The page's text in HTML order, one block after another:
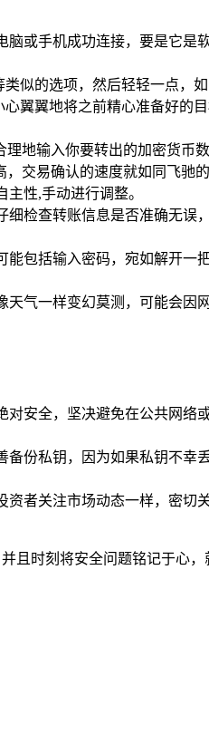
或手机成功连接，要是它是
似的选项，然后轻轻一点，
翼翼地将之前精心准备好的
地输入你要转出的加密货币
交易确认的速度就如同飞驰
性,手动进行调整。
检查转账信息是否准确无误
包括输入密码，宛如解开一
气一样变幻莫测，可能会因
安全，坚决避免在公共网络
份私钥，因为如果私钥不幸
者关注市场动态一样，密切
且时刻将安全问题铭记于心